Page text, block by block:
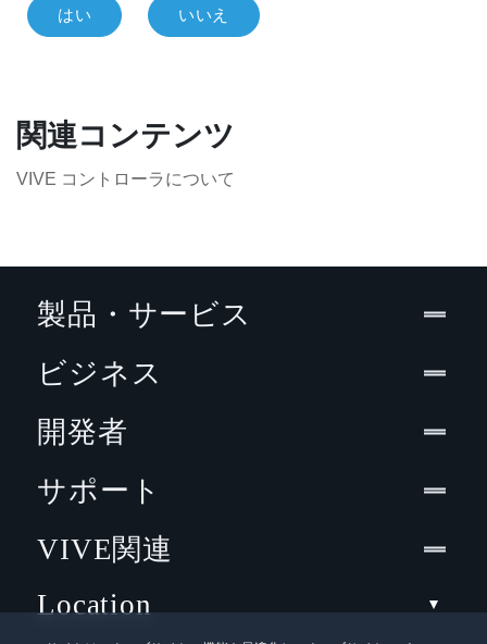
はい いいえ
関連コンテンツ
VIVE コントローラについて
製品・サービス
ビジネス
開発者
サポート
VIVE関連
Location